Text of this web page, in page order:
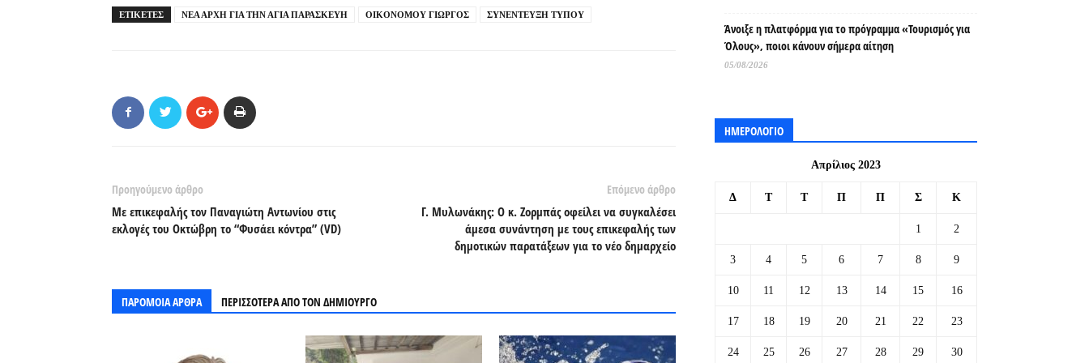
ΕΤΙΚΕΤΕΣ ΝΕΑ ΑΡΧΗ ΓΙΑ ΤΗΝ ΑΓΙΑ ΠΑΡΑΣΚΕΥΗ ΟΙΚΟΝΟΜΟΥ ΓΙΩΡΓΟΣ ΣΥΝΕΝΤΕΥΞΗ ΤΥΠΟΥ
Προηγούμενο άρθρο
Με επικεφαλής τον Παναγιώτη Αντωνίου στις
εκλογές του Οκτώβρη το “Φυσάει κόντρα” (VD)
Επόμενο άρθρο
Γ. Μυλωνάκης: Ο κ. Ζορμπάς οφείλει να συγκαλέσει
άμεσα συνάντηση με τους επικεφαλής των
δημοτικών παρατάξεων για το νέο δημαρχείο
ΠΑΡΟΜΟΙΑ ΑΡΘΡΑ ΠΕΡΙΣΣΟΤΕΡΑ ΑΠΟ ΤΟΝ ΔΗΜΙΟΥΡΓΟ
Άνοιξε η πλατφόρμα για το πρόγραμμα «Τουρισμός για
Όλους», ποιοι κάνουν σήμερα αίτηση
05/08/2026
ΗΜΕΡΟΛΟΓΙΟ
Απρίλιος 2023
Δ Τ Τ Π Π Σ Κ
1 2
3 4 5 6 7 8 9
10 11 12 13 14 15 16
17 18 19 20 21 22 23
24 25 26 27 28 29 30